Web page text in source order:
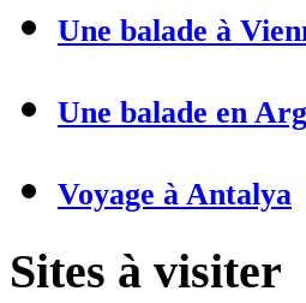
Une balade à
Une balade en
Voyage à Antalya
Sites à visiter